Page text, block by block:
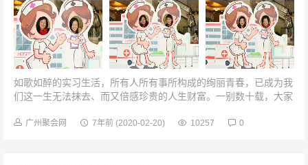
如歌如醉的实习生活，所有人所有事所构成的绚丽青春，已成为我
们这一生无法抹去、而又倍感珍贵的人生财富。一别数十载，大家
成就了不同的成功失败和辉煌...
广州聚会网 7年前 (2020-02-20) 10257 0